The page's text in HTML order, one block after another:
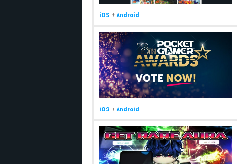
iOS + Android
iOS + Android